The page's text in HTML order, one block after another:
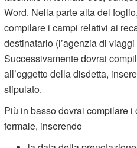
Word. Nella parte alta del
compilare i campi relativi ai
destinatario (l’agenzia di
Successivamente dovrai
all’oggetto della disdetta,
stipulato.
Più in basso dovrai compilare
formale, inserendo